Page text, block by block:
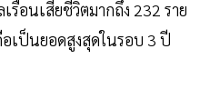
อนเสียชีวิตมากถึง 232 ราย
เป็นยอดสูงสุดในรอบ 3 ปี